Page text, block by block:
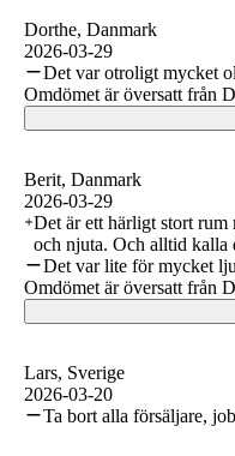
Dorthe, Danmark
2026-03-29
Det var otroligt mycket
Omdömet är översatt från
Berit, Danmark
2026-03-29
Det är ett härligt stort
och njuta. Och alltid kalla
Det var lite för mycket
Omdömet är översatt från
Lars, Sverige
2026-03-20
Ta bort alla försäljare,